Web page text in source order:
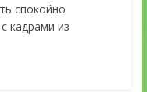
спокойно
кадрами из